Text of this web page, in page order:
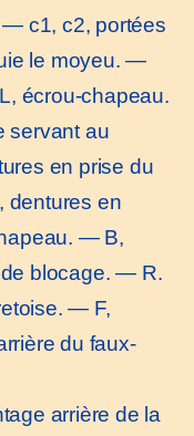
c1, c2, portées
le moyeu. —
écrou-chapeau.
servant au
en prise du
dentures en
— B,
blocage. — R.
— F,
du faux-
arrière de la